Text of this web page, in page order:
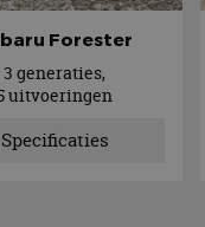
Forester
3 generaties,
uitvoeringen
Specificaties